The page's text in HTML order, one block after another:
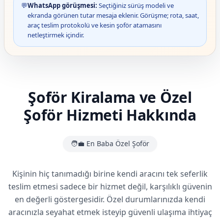
💬WhatsApp görüşmesi: Seçtiğiniz sürüş modeli ve
ekranda görünen tutar mesaja eklenir. Görüşme; rota, saat,
araç teslim protokolü ve kesin şoför atamasını
netleştirmek içindir.
Şoför Kiralama ve Özel
Şoför Hizmeti Hakkında
🧑‍💼 En Baba Özel Şoför
Kişinin hiç tanımadığı birine kendi aracını tek seferlik
teslim etmesi sadece bir hizmet değil, karşılıklı güvenin
en değerli göstergesidir. Özel durumlarınızda kendi
aracınızla seyahat etmek isteyip güvenli ulaşıma ihtiyaç